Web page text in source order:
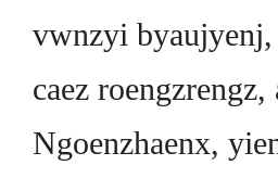
vwnzyi byaujyenj,
caez
Ngoenzhaenx,